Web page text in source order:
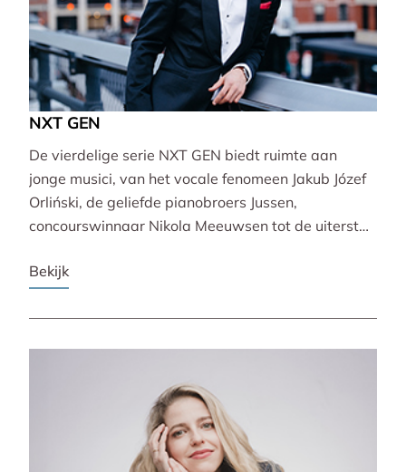
NXT GEN
De vierdelige serie NXT GEN biedt ruimte aan
jonge musici, van het vocale fenomeen Jakub Józef
Orliński, de geliefde pianobroers Jussen,
concourswinnaar Nikola Meeuwsen tot de uiterst
programma’s van barok tot wereldpremière.
Bekijk